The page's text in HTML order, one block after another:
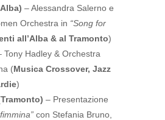
– Alessandra Salerno e
Orchestra in “Song for
all’Alba & al Tramonto)
Tony Hadley & Orchestra
(Musica Crossover, Jazz
)
– Presentazione
con Stefania Bruno,